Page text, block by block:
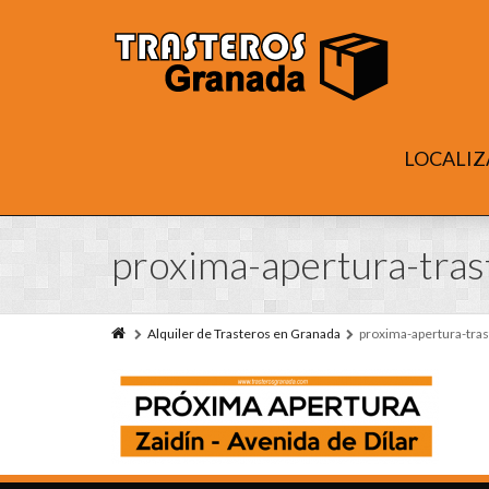
proxima-apertura-
Alquiler de Trasteros en Granada proxima-apertura-